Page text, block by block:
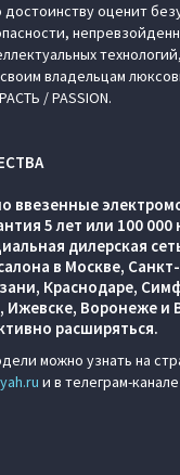
оценит
владельцам
/ PASSION.
ввезенные
5 лет или 100
дилерская
в Москве,
Краснодаре,
Ижевске, Воронеже и
расширяться.
можно узнать на
и в телеграм-канале